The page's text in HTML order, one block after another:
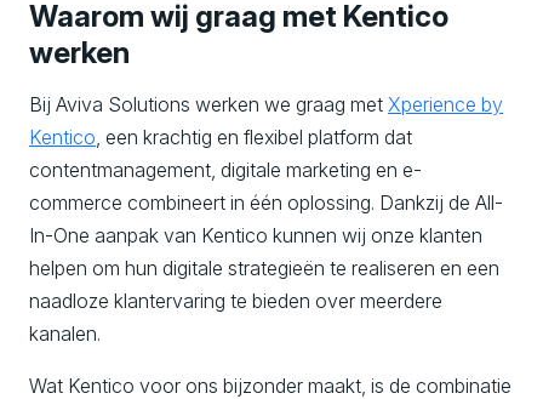
Waarom wij graag met Kentico
werken
Bij Aviva Solutions werken we graag met Xperience by
Kentico , een krachtig en flexibel platform dat
contentmanagement, digitale marketing en e-
commerce combineert in één oplossing. Dankzij de All-
In-One aanpak van Kentico kunnen wij onze klanten
helpen om hun digitale strategieën te realiseren en een
naadloze klantervaring te bieden over meerdere
kanalen.
Wat Kentico voor ons bijzonder maakt, is de combinatie